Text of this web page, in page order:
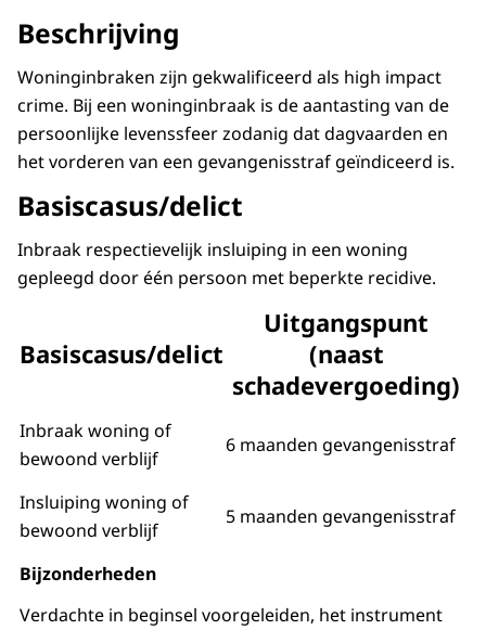
Beschrijving
Woninginbraken zijn gekwalificeerd als high impact
crime. Bij een woninginbraak is de aantasting van de
persoonlijke levenssfeer zodanig dat dagvaarden en
het vorderen van een gevangenisstraf geïndiceerd is.
Basiscasus/delict
Inbraak respectievelijk insluiping in een woning
gepleegd door één persoon met beperkte recidive.
Basiscasus/delict
Uitgangspunt
(naast
schadevergoeding)
Inbraak woning of
bewoond verblijf
6 maanden gevangenisstraf
Insluiping woning of
bewoond verblijf
5 maanden gevangenisstraf
Bijzonderheden
Verdachte in beginsel voorgeleiden, het instrument